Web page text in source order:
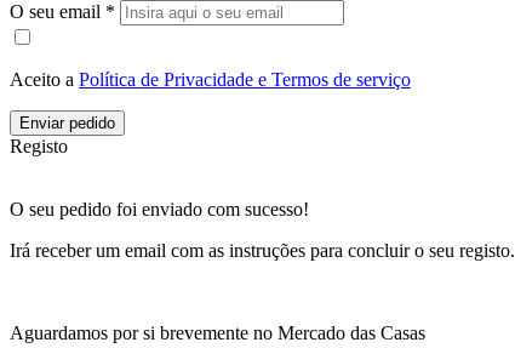
O seu email *
Aceito a Política de Privacidade e Termos de serviço
Enviar pedido
Registo
O seu pedido foi enviado com sucesso!
Irá receber um email com as instruções para concluir o seu registo.
Aguardamos por si brevemente no Mercado das Casas